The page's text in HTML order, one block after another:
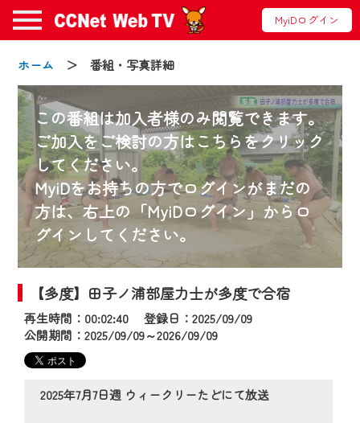
MyiDログイン
ホーム ＞ 番組・写真詳細
この番組は加入者様のみ閲覧できます。
ご加入をご検討の方はこちらをクリック
してください。
MyiDをお持ちの方でログインがまだの
方は、右上の「MyiDログイン」からロ
グインしてください。
【多度】田子ノ浦部屋力士が多度で合宿
再生時間：00:02:40 登録日：2025/09/09
公開期間：2025/09/09～2026/09/09
2025年7月7日週 ウィークリーたどにて放送
お知らせ
2024/09/02
動画配信サービス『CCNet Web TV』は2024
年9月24日からリニューアルします！
【変更点】
◆デザイン変更により、お住まいの地域
の動画コンテンツが一目瞭然。
◆当社アプリやＰＣブラウザから、いつ
でも・どこでも・外出先でも！